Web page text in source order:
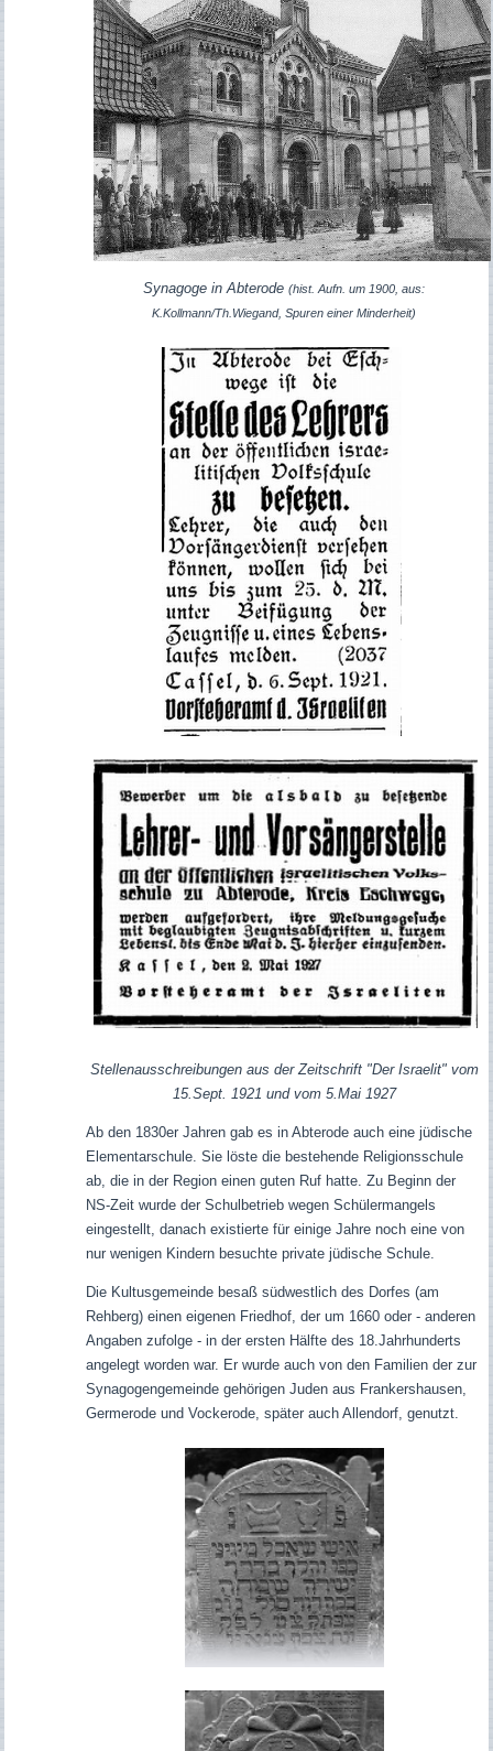
Synagoge in Abterode(hist. Aufn. um 1900, aus:
K.Kollmann/Th.Wiegand, Spuren einer Minderheit)
Stellenausschreibungen aus der Zeitschrift "Der Israelit" vom
15.Sept. 1921 und vom 5.Mai 1927
Ab den 1830er Jahren gab es in Abterode auch eine jüdische
Elementarschule. Sie löste die bestehende Religionsschule
ab, die in der Region einen guten Ruf hatte. Zu Beginn der
NS-Zeit wurde der Schulbetrieb wegen Schülermangels
eingestellt, danach existierte für einige Jahre noch eine von
nur wenigen Kindern besuchte private jüdische Schule.
Die Kultusgemeinde besaß südwestlich des Dorfes (am
Rehberg) einen eigenen Friedhof, der um 1660 oder - anderen
Angaben zufolge - in der ersten Hälfte des 18.Jahrhunderts
angelegt worden war. Er wurde auch von den Familien der zur
Synagogengemeinde gehörigen Juden aus Frankershausen,
Germerode und Vockerode, später auch Allendorf, genutzt.